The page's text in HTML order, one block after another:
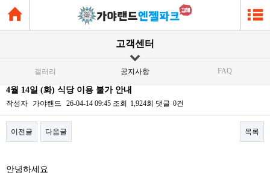
고객센터
갤러리 공지사항 FAQ
4월 14일 (화) 식당 이용 불가 안내
작성자 가야랜드 26-04-14 09:45 조회 1,924회 댓글 0건
이전글 다음글 목록
안녕하세요